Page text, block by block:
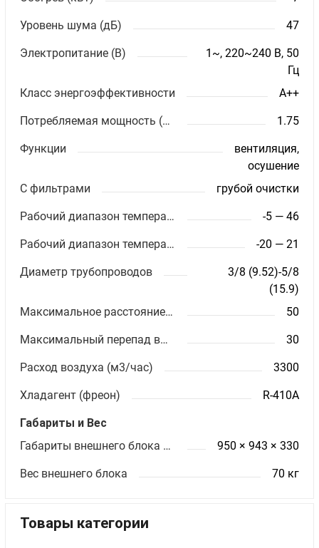
Уровень шума (дБ) 47
Электропитание (В)
1~, 220~240 В, 50
Гц
Класс энергоэффективности
A++
Потребляемая мощность (кВт) 1.75
Функции
вентиляция,
осушение
С фильтрами
грубой очистки
Рабочий диапазон температур (охлаждение) -5 — 46
Рабочий диапазон температур (обогрев) -20 — 21
Диаметр трубопроводов
3/8 (9.52)-5/8
(15.9)
Максимальное расстояние между блоками (м)
50
Максимальный перепад высот (м) 30
Расход воздуха (м3/час) 3300
Хладагент (фреон) R-410A
Габариты и Вес
Габариты внешнего блока ШхВхГ (мм)
950 × 943 × 330
Вес внешнего блока 70 кг
Товары категории